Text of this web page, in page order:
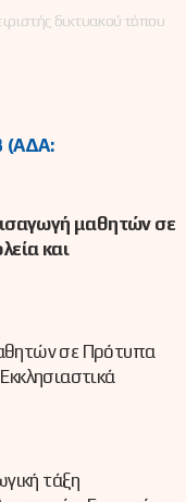
δικτυακού τόπου
(ΑΔΑ:
μαθητών σε
και
σε Πρότυπα
τάξη